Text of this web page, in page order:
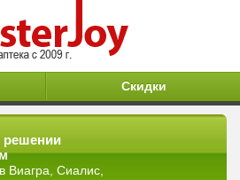
Скидки
Виагра, Сиалис,